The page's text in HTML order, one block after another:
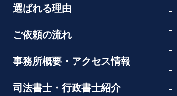
選ばれる理由
ご依頼の流れ
事務所概要・アクセス情報
司法書士・行政書士紹介